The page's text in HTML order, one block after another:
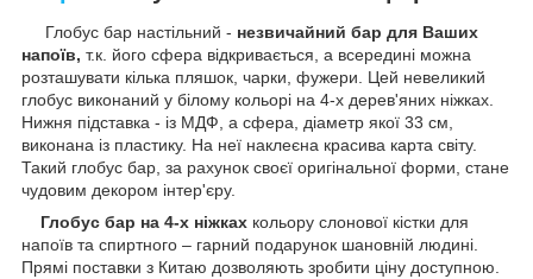
Глобус бар настільний - незвичайний бар для Ваших
напоїв, т.к. його сфера відкривається, а всередині можна
розташувати кілька пляшок, чарки, фужери. Цей невеликий
глобус виконаний у білому кольорі на 4-х дерев'яних ніжках.
Нижня підставка - із МДФ, а сфера, діаметр якої 33 см,
виконана із пластику. На неї наклеєна красива карта світу.
Такий глобус бар, за рахунок своєї оригінальної форми, стане
чудовим декором інтер'єру.
Глобус бар на 4-х ніжках кольору слонової кістки для
напоїв та спиртного – гарний подарунок шановній людині.
Прямі поставки з Китаю дозволяють зробити ціну доступною.